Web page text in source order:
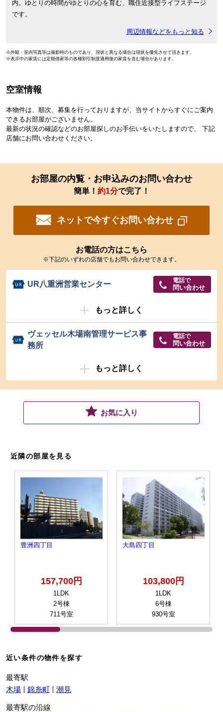
内。ゆとりの時間がゆとりの心を育む、職住近接型ライフステージ
です。
周辺情報などをもっと知る
※外観・室内写真等は撮影時のものであり、現状と異なる場合は現状を優先させて頂きます。
※表示中の家賃には定期借家等の各種割引制度適用後の家賃を含む場合があります。
空室情報
本物件は、順次、募集を行っておりますが、当サイトからすぐにご案内
できるお部屋がございません。
最新の状況の確認などのお部屋探しのお手伝いをいたしますので、 下記
店舗にお問い合わせください。
お部屋の内覧・お申込みのお問い合わせ
簡単！ 約1分で完了！
ネットで今すぐお問い合わせ
お電話の方はこちら
※下記のいずれの店舗でもお問い合わせできます。
UR八重洲営業センター 電話で
問い合わせ
もっと詳しく
ヴェッセル木場南管理サービス事
務所
電話で
問い合わせ
もっと詳しく
お気に入り
近隣の部屋を見る
豊洲四丁目
157,700円
1LDK
2号棟
711号室
大島四丁目
103,800円
1LDK
6号棟
930号室
近い条件の物件を探す
最寄駅
木場
錦糸町 潮見
最寄駅の沿線